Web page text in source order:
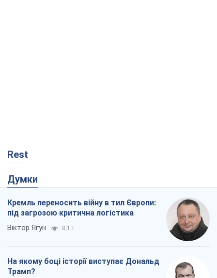
Rest
Думки
Кремль переносить війну в тил Європи:
під загрозою критична логістика
Віктор Ягун 8,1 т.
На якому боці історії виступає Дональд
Трамп?